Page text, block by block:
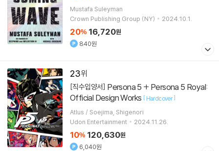
Mustafa Suleyman
Crown Publishing Group (NY)
2024.10.1.
20% 16,720원
840원
23
[직수입양서]
Official Design Works [ Hardcover]
Atlus / Soejima, Shigenori
Udon Entertainment
2024.11.26.
10% 120,630원
6,040원